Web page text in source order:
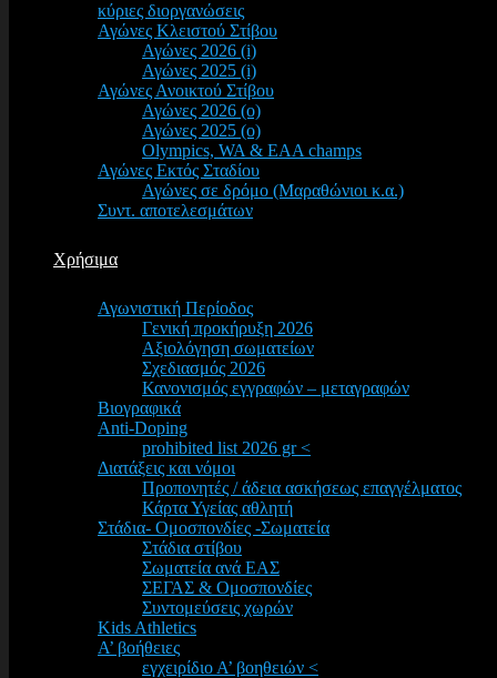
κύριες διοργανώσεις
Αγώνες Κλειστού Στίβου
Αγώνες 2026 (i)
Αγώνες 2025 (i)
Αγώνες Ανοικτού Στίβου
Αγώνες 2026 (o)
Αγώνες 2025 (o)
Olympics, WA & EAA champs
Αγώνες Εκτός Σταδίου
Αγώνες σε δρόμο (Μαραθώνιοι κ.α.)
Συντ. αποτελεσμάτων
Χρήσιμα
Αγωνιστική Περίοδος
Γενική προκήρυξη 2026
Αξιολόγηση σωματείων
Σχεδιασμός 2026
Κανονισμός εγγραφών – μεταγραφών
Βιογραφικά
Anti-Doping
prohibited list 2026 gr <
Διατάξεις και νόμοι
Προπονητές / άδεια ασκήσεως επαγγέλματος
Κάρτα Υγείας αθλητή
Στάδια- Ομοσπονδίες -Σωματεία
Στάδια στίβου
Σωματεία ανά ΕΑΣ
ΣΕΓΑΣ & Ομοσπονδίες
Συντομεύσεις χωρών
Kids Athletics
Α’ βοήθειες
εγχειρίδιο Α’ βοηθειών <